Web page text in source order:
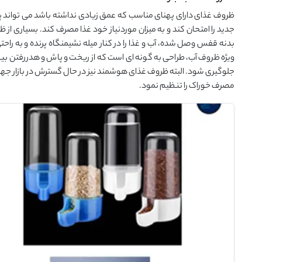
ظروف غذای دارای پهنای مناسب که عمق زیادی نداشته باشد می تواند
جدید را امتحان کند و به میزان موردنیاز خود غذا مصرف کند. بسیاری
بدنه قفس وصل شده، آب و غذا را در کنار میله نشیمنگاه پرنده و به
ویژه ظروف آب، طراحی به گونه ای است که از ریخت و پاش و
جلوگیری شود. البته ظروف غذای هوشمند نیز در حال گسترش در
مصرف خوراک را تنظیم نمود.